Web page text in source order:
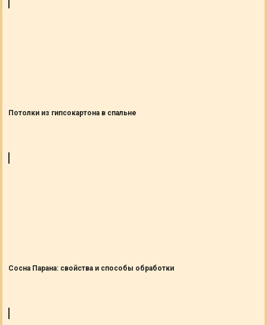
Потолки из гипсокартона в спальне
Сосна Парана: свойства и способы обработки